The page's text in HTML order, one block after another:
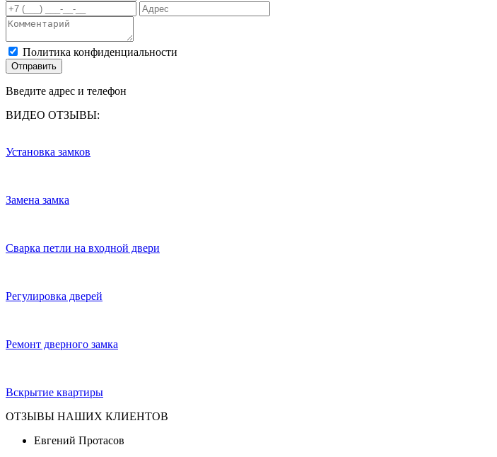
Политика конфиденциальности
Отправить
Введите адрес и телефон
ВИДЕО ОТЗЫВЫ:
Установка замков
Замена замка
Сварка петли на входной двери
Регулировка дверей
Ремонт дверного замка
Вскрытие квартиры
ОТЗЫВЫ НАШИХ КЛИЕНТОВ
Евгений Протасов